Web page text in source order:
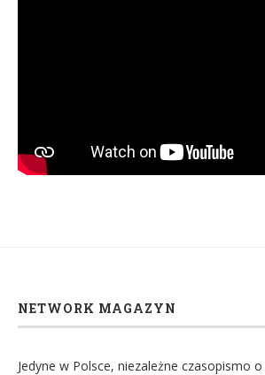
NETWORK MAGAZYN
Jedyne w Polsce, niezależne czasopismo